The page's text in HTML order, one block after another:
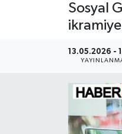
Sosyal
13.05.2026 -
BİLİM VE
EĞİTİM
Tüm Manşetler
Son Dakika